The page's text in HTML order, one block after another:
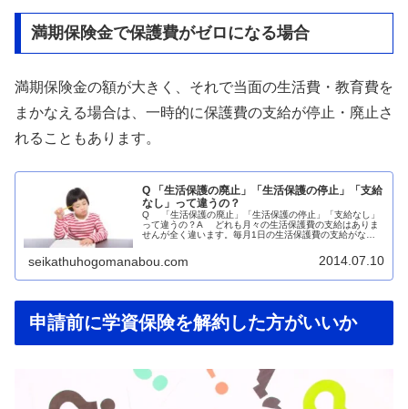
満期保険金で保護費がゼロになる場合
満期保険金の額が大きく、それで当面の生活費・教育費を
まかなえる場合は、一時的に保護費の支給が停止・廃止さ
れることもあります。
Q 「生活保護の廃止」「生活保護の停止」「支給
なし」って違うの？
Q 「生活保護の廃止」「生活保護の停止」「支給なし」
って違うの？A どれも月々の生活保護費の支給はありま
せんが全く違います。毎月1日の生活保護費の支給がない
seikathuhogomanabou.com 2014.07.10
申請前に学資保険を解約した方がいいか